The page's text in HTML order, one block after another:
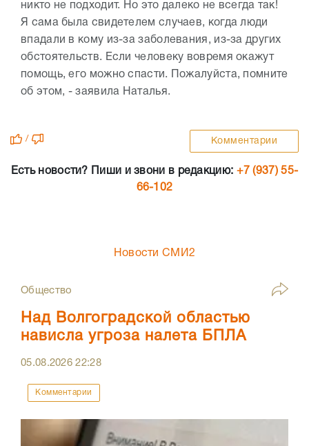
никто не подходит. Но это далеко не всегда так!
Я сама была свидетелем случаев, когда люди
впадали в кому из-за заболевания, из-за других
обстоятельств. Если человеку вовремя окажут
помощь, его можно спасти. Пожалуйста, помните
об этом, - заявила Наталья.
/ Комментарии
Есть новости? Пиши и звони в редакцию: +7 (937) 55-
66-102
Новости СМИ2
Общество
Над Волгоградской областью
нависла угроза налета БПЛА
05.08.202622:28
Комментарии